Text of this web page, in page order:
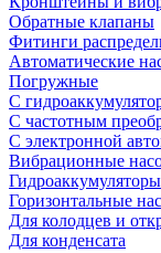
Обратные клапаны
Фитинги
Автоматические
Погружные
С
С частотным
С электронной
Вибрационные
Гидроаккумуляторы
Горизонтальные
Для колодцев и
Для конденсата